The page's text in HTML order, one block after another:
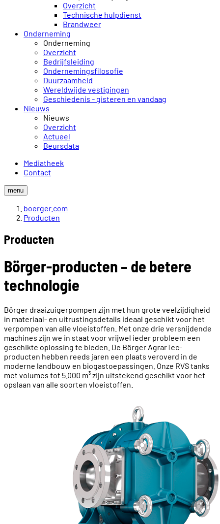
Overzicht
Technische hulpdienst
Brandweer
Onderneming
Onderneming
Overzicht
Bedrijfsleiding
Ondernemingsfilosofie
Duurzaamheid
Wereldwijde vestigingen
Geschiedenis - gisteren en vandaag
Nieuws
Nieuws
Overzicht
Actueel
Beursdata
Mediatheek
Contact
menu
boerger.com
Producten
Producten
Börger-producten – de betere
technologie
Börger draaizuigerpompen zijn met hun grote veelzijdigheid
in materiaal- en uitrustingsdetails ideaal geschikt voor het
verpompen van alle vloeistoffen. Met onze drie versnijdende
machines zijn we in staat voor vrijwel ieder probleem een
geschikte oplossing te bieden. De Börger AgrarTec-
producten hebben reeds jaren een plaats veroverd in de
moderne landbouw en biogastoepassingen. Onze RVS tanks
met volumes tot 5.000 m³ zijn uitstekend geschikt voor het
opslaan van alle soorten vloeistoffen.